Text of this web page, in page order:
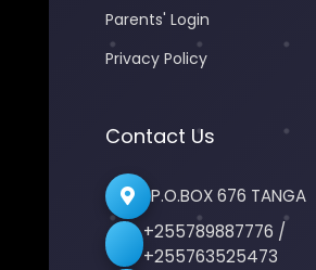
Parents' Login
Privacy Policy
Contact Us
P.O.BOX 676 TANGA
+255789887776 /
+255763525473